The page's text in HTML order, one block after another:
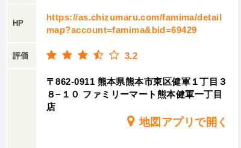
HP
https://as.chizumaru.com/famima/detail
map?account=famima&bid=69429
評価 3.2
〒862-0911 熊本県熊本市東区健軍１丁目３
８−１０ ファミリーマート熊本健軍一丁目
店
地図アプリで開く